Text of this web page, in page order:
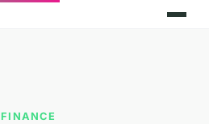
FINANCE